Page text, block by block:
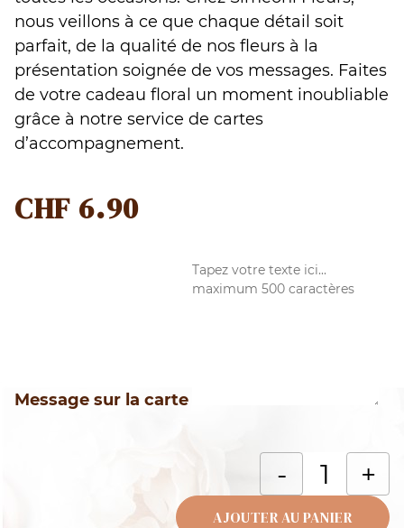
nous veillons à ce que chaque détail soit
parfait, de la qualité de nos fleurs à la
présentation soignée de vos messages. Faites
de votre cadeau floral un moment inoubliable
grâce à notre service de cartes
d’accompagnement.
CHF 6.90
Message sur la carte
- +
AJOUTER AU PANIER